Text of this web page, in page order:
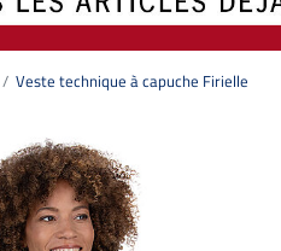
Veste technique à capuche Firielle